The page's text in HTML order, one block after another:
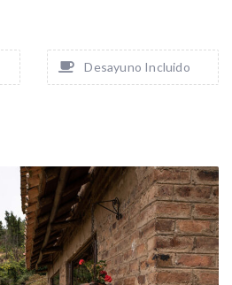
Desayuno Incluido